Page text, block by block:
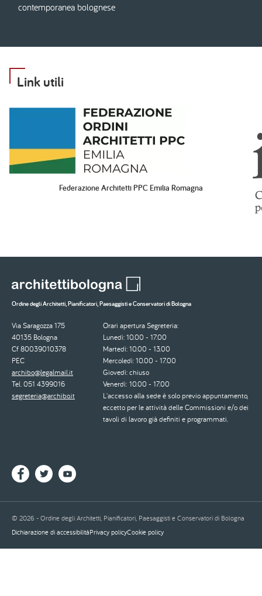
contemporanea bolognese
Link utili
Federazione Architetti PPC Emilia Romagna
Ordine degli Architetti, Pianificatori, Paesaggisti e Conservatori di Bologna
Via Saragozza 175
40135 Bologna
Cf 80039010378
PEC
archibo@legalmail.it
Tel. 051 4399016
segreteria@archibo.it
Orari apertura Segreteria:
Lunedì: 10.00 - 17.00
Martedì: 10.00 - 13.00
Mercoledì: 10.00 - 17.00
Giovedì: chiuso
Venerdì: 10.00 - 17.00
L'accesso alla sede è solo previo appuntamento,
eccetto per le attività delle Commissioni e/o dei
tavoli di lavoro già definiti e programmati.
© 2026 - Ordine degli Architetti, Pianificatori, Paesaggisti e Conservatori di Bologna
Dichiarazione di accessibilitàPrivacy policyCookie policy